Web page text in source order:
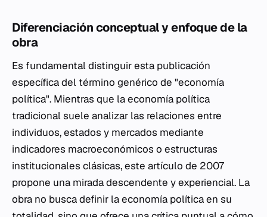
Diferenciación conceptual y enfoque de la
obra
Es fundamental distinguir esta publicación
específica del término genérico de "economía
política". Mientras que la economía política
tradicional suele analizar las relaciones entre
individuos, estados y mercados mediante
indicadores macroeconómicos o estructuras
institucionales clásicas, este artículo de 2007
propone una mirada descendente y experiencial. La
obra no busca definir la economía política en su